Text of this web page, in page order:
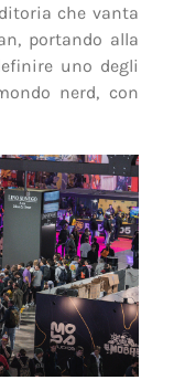
che vanta
portando alla
uno degli
nerd, con